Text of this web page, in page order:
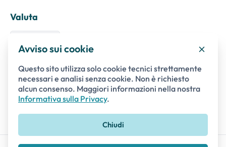
Escursione di un giorno da Roma a
Valuta
Pagamenti sicuri con
Avviso sui cookie
Questo sito utilizza solo cookie tecnici strettamente
necessari e analisi senza cookie. Non è richiesto
alcun consenso. Maggiori informazioni nella nostra
Informativa sulla Privacy.
Chiudi